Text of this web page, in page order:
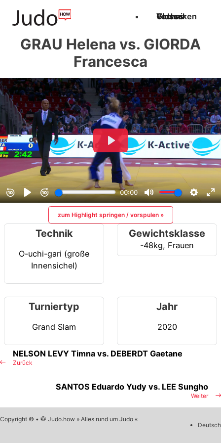
Techniken
Videos
Glossar
GRAU Helena vs. GIORDA
Francesca
zum Highlight springen / vorspulen »
Technik
O-uchi-gari (große
Innensichel)
Gewichtsklasse
-48kg, Frauen
Turniertyp
Grand Slam
Jahr
2020
Zurück
NELSON LEVY Timna vs. DEBERDT Gaetane
Weiter
SANTOS Eduardo Yudy vs. LEE Sungho
Copyright © • 🥋 Judo.how » Alles rund um Judo «
Deutsch